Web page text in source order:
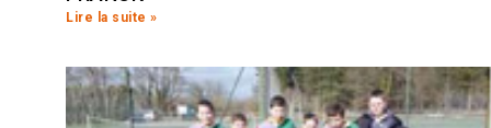
Lire la suite »